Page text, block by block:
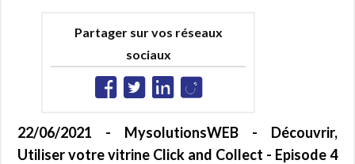
Partager sur vos réseaux
sociaux
22/06/2021 - MysolutionsWEB - Découvrir,
Utiliser votre vitrine Click and Collect - Episode 4